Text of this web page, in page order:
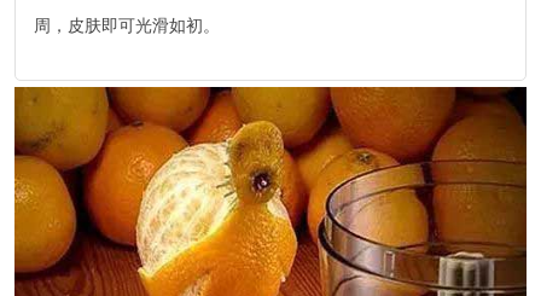
周，皮肤即可光滑如初。